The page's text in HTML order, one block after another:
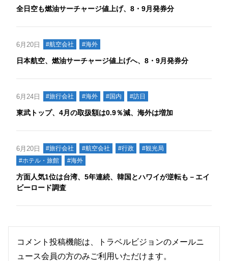
全日空も燃油サーチャージ値上げ、8・9月発券分
6月20日 #航空会社 #海外
日本航空、燃油サーチャージ値上げへ、8・9月発券分
6月24日 #旅行会社 #海外 #国内 #訪日
東武トップ、4月の取扱額は0.9％減、海外は増加
6月20日 #旅行会社 #航空会社 #行政
#観光局
#ホテル・旅館
#海外
方面人気1位は台湾、5年連続、韓国とハワイが逆転も－エイ
ビーロード調査
コメント投稿機能は、トラベルビジョンのメールニ
ュース会員の方のみご利用いただけます。